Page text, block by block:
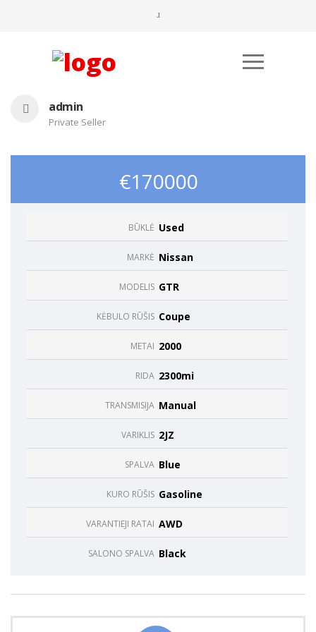
admin
Private Seller
€170000
BŪKLĖ Used
MARKĖ Nissan
MODELIS GTR
KĖBULO RŪŠIS Coupe
METAI 2000
RIDA 2300mi
TRANSMISIJA Manual
VARIKLIS 2JZ
SPALVA Blue
KURO RŪŠIS Gasoline
VARANTIEJI RATAI AWD
SALONO SPALVA Black
Šiais
slapukais
aktyvinamos
pagrindinės
naršymo ar
slapukų
tinkamai
neveiks.
statistikos)
slapukai
renka
anoniminę
ir teikia jos
ataskaitas,
gali